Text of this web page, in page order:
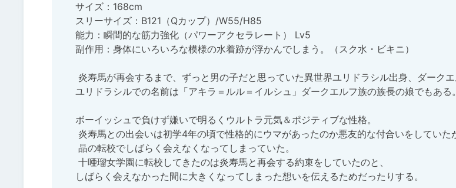
サイズ：168cm
スリーサイズ：B121（Qカップ）/W55/H85
能力：瞬間的な筋力強化（パワーアクセラレート） Lv5
副作用：身体にいろいろな模様の水着跡が浮かんでしまう。（スク水・ビキニ）
ユリドラシルでの名前は「アキラ＝ルル＝イルシュ」ダークエルフ族の族長の娘でもある。
ボーイッシュで負けず嫌いで明るくウルトラ元気＆ポジティブな性格。
しばらく会えなかった間に大きくなってしまった想いを伝えるためだったりする。